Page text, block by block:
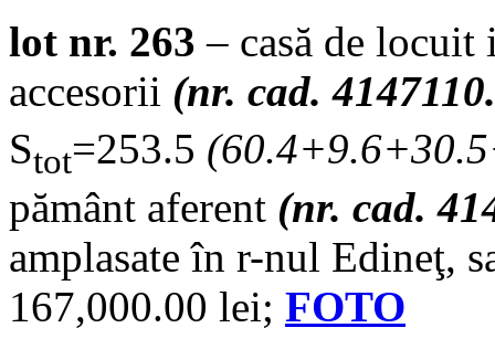
lot nr. 263 – casă de
accesorii (nr. cad.
Stot=253.5 (
pământ aferent (nr. cad.
amplasate în r-nul Edineţ,
167,000.00 lei; FOTO